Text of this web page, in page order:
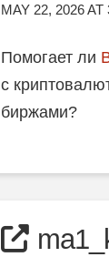
MAY 22, 2026 AT
Помогает ли
с
биржами?